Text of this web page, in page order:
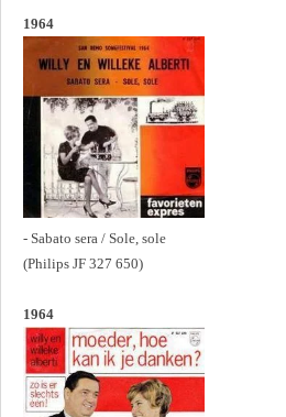
1964
- Sabato sera / Sole, sole
(Philips JF 327 650)
1964